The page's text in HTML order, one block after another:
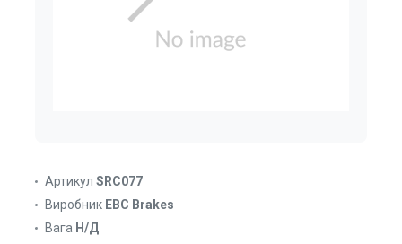
Артикул SRC077
Виробник EBC Brakes
Вага Н/Д